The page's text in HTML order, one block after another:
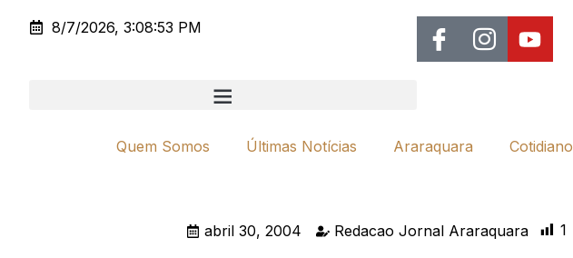
8/7/2026, 3:08:53 PM
Quem Somos Últimas Notícias Araraquara Cotidiano
abril 30, 2004 Redacao Jornal Araraquara 1